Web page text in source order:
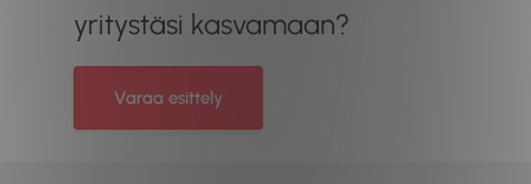
yritystäsi kasvamaan?
Varaa esittely